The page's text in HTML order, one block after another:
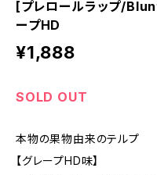
[プレロールラップ/
ープHD
¥1,888
SOLD OUT
本物の果物由来のテルプ
【グレープHD味】